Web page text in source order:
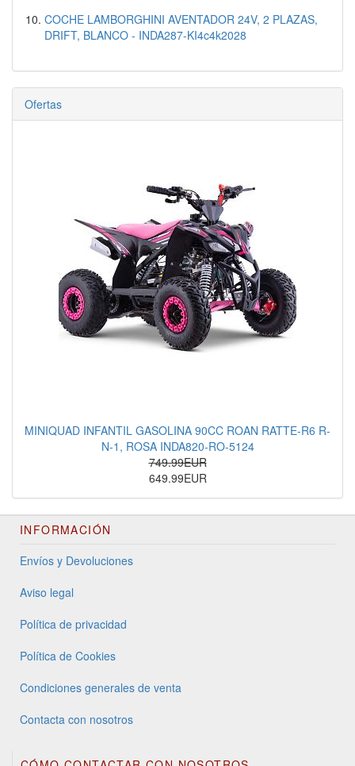
COCHE LAMBORGHINI AVENTADOR 24V, 2 PLAZAS,
DRIFT, BLANCO - INDA287-KI4c4k2028
Ofertas
MINIQUAD INFANTIL GASOLINA 90CC ROAN RATTE-R6 R-
N-1, ROSA INDA820-RO-5124
749.99EUR
649.99EUR
INFORMACIÓN
Envíos y Devoluciones
Aviso legal
Política de privacidad
Política de Cookies
Condiciones generales de venta
Contacta con nosotros